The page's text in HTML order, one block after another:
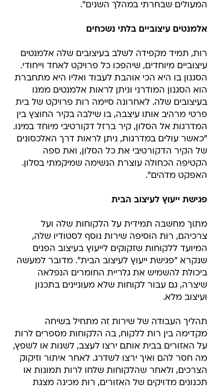
המעולים שבחרתי במהלך השנים".
אלמנטים עיצוביים בלתי נשכחים
רות, תמיד מקפידה לשלב בעיצובים שלה אלמנטים
עיצוביים מיוחדים, שיהפכו כל פרויקט לאחד וייחודי.
הסגנון בו היא הכי אוהבת לעבוד ואליו היא מתחברת
הוא הסגנון המודרני וניתן לראות אלמנטים ממנו
בעיצובים שלה. לאחרונה סיימה רות פרויקט של בית
פרטי מרהיב אותו עיצבה, בו שילבה בקיר החוצץ בין
המדרגות אל הסלון, קיר ברזל דקורטיבי מיוחד במינו.
"כאשר עולים במדרגות, ניתן לראות דרך האלכסונים
של הקיר הדקורטיבי את כל הסלון, ואת ספה
הקטיפה הכחולה עוצרת הנשימה שמיקמתי בסלון.
האפקט מדהים".
פגישת ייעוץ לעיצוב הבית
מתוך מחשבה תמידית על הלקוחות שלה ועל
צרכיהם, רות הוסיפה שירות נוסף לסטודיו שלה,
המיועד ללקוחות שזקוקים לייעוץ בעיצוב הפנים
שנקרא "פגישת ייעוץ לעיצוב הבית". מדובר למעשה
ביכולת להשמיש את גלריית החומרים הנפלאה
שיצרה, גם עבור לקוחות שלא מעוניינים בתכנון
ועיצוב מלא.
תהליך העבודה של שירות זה מתחיל בשיחה
מקדימה בין רות ללקוח, בה הלקוחות מספרים לרות
על האזורים בבית אותם ירצו לעצב, לשנות או לשפץ,
מה חסר להם ואיך ירצו לשדרג. לאחר איתור וזיקוק
הצרכים, ולאחר שהלקוחות שלחו לרות תמונות או
תכנונים מדויקים של האזורים, רות מכינה מצגת